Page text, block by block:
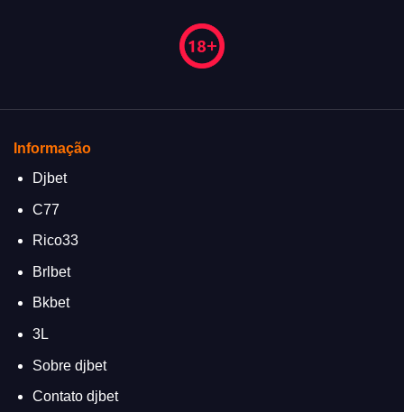
Informação
Djbet
C77
Rico33
Brlbet
Bkbet
3L
Sobre djbet
Contato djbet